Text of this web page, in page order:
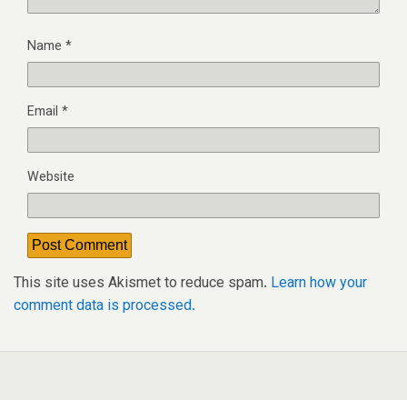
Name *
Email *
Website
This site uses Akismet to reduce spam. Learn how your
comment data is processed.